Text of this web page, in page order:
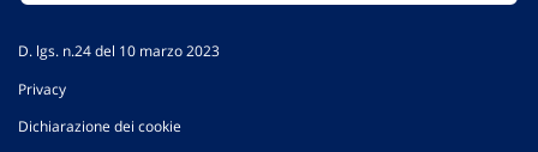
D. lgs. n.24 del 10 marzo 2023
Privacy
Dichiarazione dei cookie